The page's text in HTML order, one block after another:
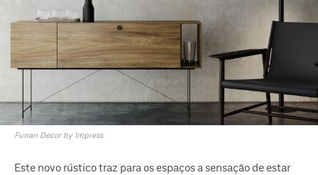
Funan Decor by Impress
Este novo rústico traz para os espaços a sensação de estar